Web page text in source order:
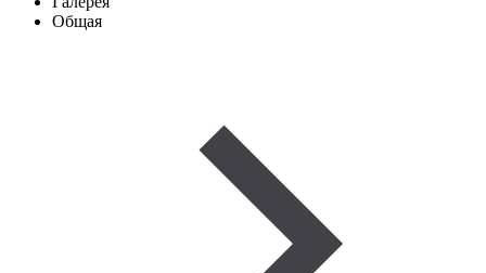
Общая